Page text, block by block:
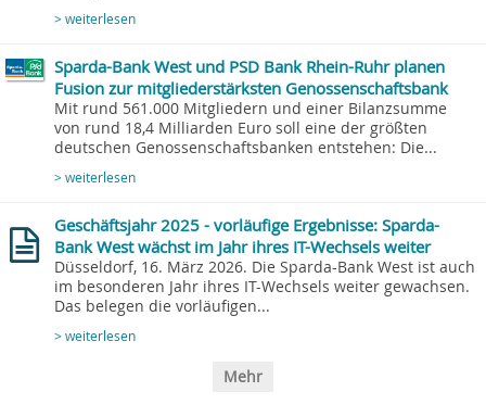
> weiterlesen
Sparda-Bank West und PSD Bank Rhein-Ruhr planen
Fusion zur mitgliederstärksten Genossenschaftsbank
Mit rund 561.000 Mitgliedern und einer Bilanzsumme
von rund 18,4 Milliarden Euro soll eine der größten
deutschen Genossenschaftsbanken entstehen: Die...
> weiterlesen
Geschäftsjahr 2025 - vorläufige Ergebnisse: Sparda-
Bank West wächst im Jahr ihres IT-Wechsels weiter
Düsseldorf, 16. März 2026. Die Sparda-Bank West ist auch
im besonderen Jahr ihres IT-Wechsels weiter gewachsen.
Das belegen die vorläufigen...
> weiterlesen
Mehr